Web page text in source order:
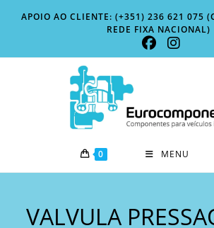
APOIO AO CLIENTE: (+351) 236 621 075
REDE FIXA NACIONAL)
0 MENU
VALVULA